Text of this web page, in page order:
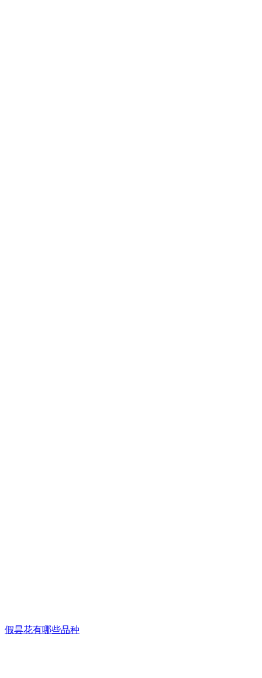
假昙花有哪些品种